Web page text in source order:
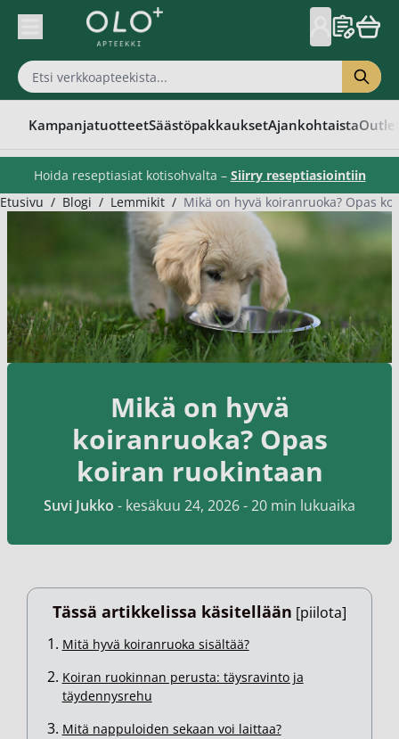
Skip to Content
KampanjatuotteetSäästöpakkauksetAjankohtaista
Hoida reseptiasiat kotisohvalta – Siirry reseptiasiointiin
Etusivu / Blogi / Lemmikit / Mikä on hyvä koiranruoka? Opas
Mikä on hyvä
koiranruoka? Opas
koiran ruokintaan
Suvi Jukko - kesäkuu 24, 2026- 20 min lukuaika
Tässä artikkelissa käsitellään [piilota]
Mitä hyvä koiranruoka sisältää?
Koiran ruokinnan perusta: täysravinto ja
täydennysrehu
Mitä nappuloiden sekaan voi laittaa?